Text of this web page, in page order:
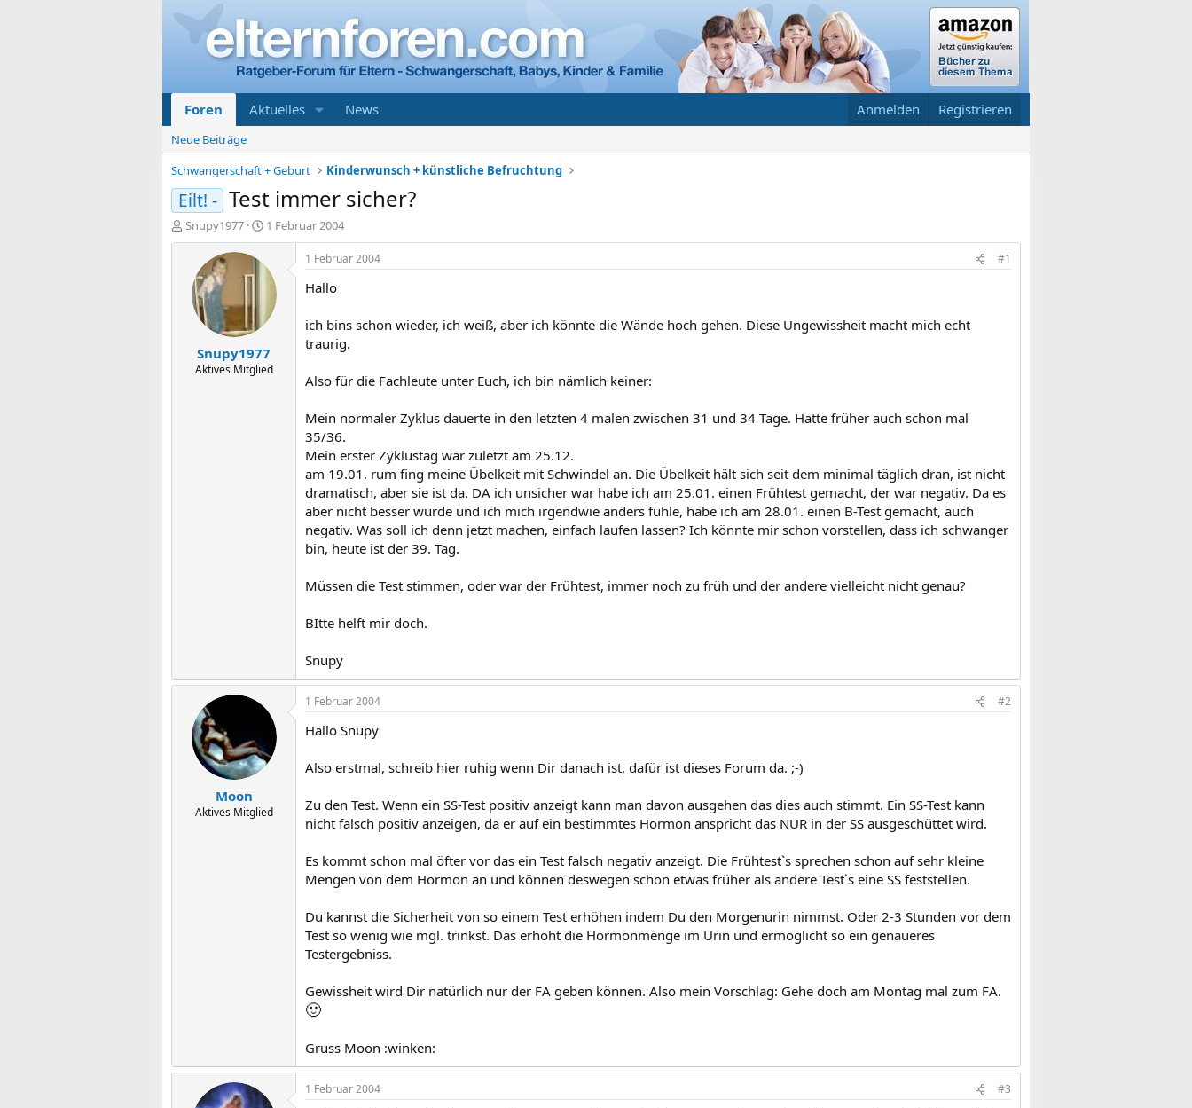
Foren Aktuelles News Anmelden Registrieren
Neue Beiträge
Schwangerschaft + Geburt
Kinderwunsch + künstliche Befruchtung
Eilt! - Test immer sicher?
E
r
Snupy1977
E
r
t
l
a
m
1 Februar 2004
Snupy1977
Aktives Mitglied
1 Februar 2004 #1
Hallo
ich bins schon wieder, ich weiß, aber ich könnte die Wände hoch gehen. Diese Ungewissheit macht mich echt
traurig.
Also für die Fachleute unter Euch, ich bin nämlich keiner:
Mein normaler Zyklus dauerte in den letzten 4 malen zwischen 31 und 34 Tage. Hatte früher auch schon mal
35/36.
Mein erster Zyklustag war zuletzt am 25.12.
am 19.01. rum fing meine Übelkeit mit Schwindel an. Die Übelkeit hält sich seit dem minimal täglich dran, ist nicht
dramatisch, aber sie ist da. DA ich unsicher war habe ich am 25.01. einen Frühtest gemacht, der war negativ. Da es
aber nicht besser wurde und ich mich irgendwie anders fühle, habe ich am 28.01. einen B-Test gemacht, auch
negativ. Was soll ich denn jetzt machen, einfach laufen lassen? Ich könnte mir schon vorstellen, dass ich schwanger
bin, heute ist der 39. Tag.
Müssen die Test stimmen, oder war der Frühtest, immer noch zu früh und der andere vielleicht nicht genau?
BItte helft mir doch.
Snupy
Moon
Aktives Mitglied
1 Februar 2004 #2
Hallo Snupy
Also erstmal, schreib hier ruhig wenn Dir danach ist, dafür ist dieses Forum da. ;-)
Zu den Test. Wenn ein SS-Test positiv anzeigt kann man davon ausgehen das dies auch stimmt. Ein SS-Test kann
nicht falsch positiv anzeigen, da er auf ein bestimmtes Hormon anspricht das NUR in der SS ausgeschüttet wird.
Es kommt schon mal öfter vor das ein Test falsch negativ anzeigt. Die Frühtest`s sprechen schon auf sehr kleine
Mengen von dem Hormon an und können deswegen schon etwas früher als andere Test`s eine SS feststellen.
Du kannst die Sicherheit von so einem Test erhöhen indem Du den Morgenurin nimmst. Oder 2-3 Stunden vor dem
Test so wenig wie mgl. trinkst. Das erhöht die Hormonmenge im Urin und ermöglicht so ein genaueres
Testergebniss.
Gewissheit wird Dir natürlich nur der FA geben können. Also mein Vorschlag: Gehe doch am Montag mal zum FA.
🙂
Gruss Moon :winken:
1 Februar 2004 #3